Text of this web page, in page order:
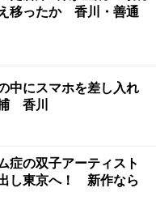
移ったか 香川・善通
中にスマホを差し入れ
香川
症の双子アーティスト
し東京へ！ 新作なら